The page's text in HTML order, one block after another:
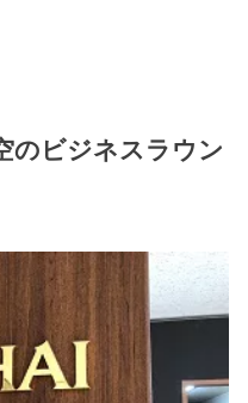
のビジネスラウン